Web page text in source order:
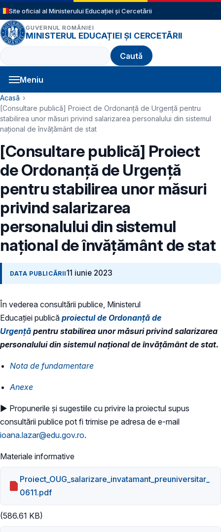
Sari la conținutul principal
Site oficial al Ministerului Educației și Cercetării
GUVERNUL ROMÂNIEI
MINISTERUL EDUCAȚIEI ȘI CERCETĂRII
Caută
Meniu
Navigație principală
Cale de navigare
Acasă
[Consultare publică] Proiect de Ordonanță de Urgență pentru
stabilirea unor măsuri privind salarizarea personalului din sistemul
național de învățământ de stat
[Consultare publică] Proiect
de Ordonanță de Urgență
pentru stabilirea unor măsuri
privind salarizarea
personalului din sistemul
național de învățământ de stat
DATA PUBLICĂRII11 iunie 2023
În vederea consultării publice, Ministerul
Educaţiei publică proiectul de Ordonanță de
Urgență pentru stabilirea unor măsuri privind salarizarea
personalului din sistemul național de învățământ de stat.
Nota de fundamentare
Anexe
► Propunerile și sugestiile cu privire la proiectul supus
consultării publice pot fi trimise pe adresa de e-mail
ioana.lazar@edu.gov.ro.
Materiale informative
Proiect_OUG_salarizare_invatamant_preuniversitar_
0611.pdf
(586.61 KB)